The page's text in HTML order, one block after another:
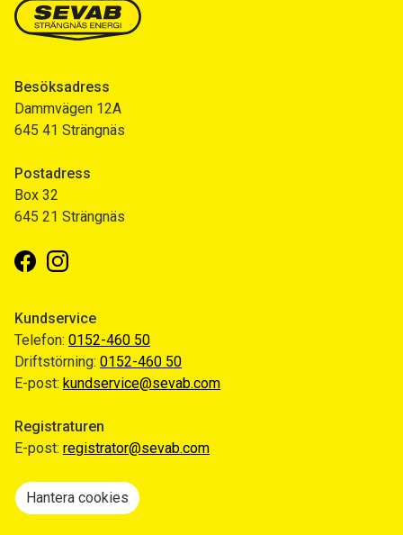
Besöksadress
Dammvägen 12A
645 41 Strängnäs
Postadress
Box 32
645 21 Strängnäs
FacebookInstagram
Kundservice
Telefon: 0152-460 50
Driftstörning: 0152-460 50
E-post: kundservice@sevab.com
Registraturen
E-post: registrator@sevab.com
Hantera cookies